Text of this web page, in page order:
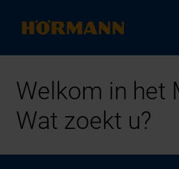
Welkom in het
Wat zoekt u?